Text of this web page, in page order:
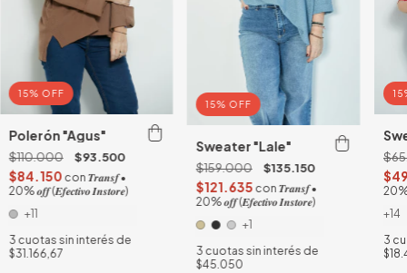
15% OFF
Polerón "Agus"
$110.000 $93.500
$84.150 con 𝑻𝒓𝒂𝒏𝒔𝒇 •
20% 𝒐𝒇𝒇 (𝑬𝒇𝒆𝒄𝒕𝒊𝒗𝒐 𝑰𝒏𝒔𝒕𝒐𝒓𝒆)
+11
3 cuotas sin interés de
$31.166,67
15% OFF
Sweater "Lale"
$159.000 $135.150
$121.635 con 𝑻𝒓𝒂𝒏𝒔𝒇 •
20% 𝒐𝒇𝒇 (𝑬𝒇𝒆𝒄𝒕𝒊𝒗𝒐 𝑰𝒏𝒔𝒕𝒐𝒓𝒆)
+1
3 cuotas sin interés de
$45.050
20%
+14
3